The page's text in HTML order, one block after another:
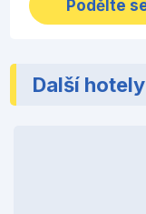
Podělte
Další